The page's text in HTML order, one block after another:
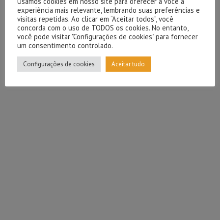
experiência mais relevante, lembrando suas preferências e
visitas repetidas. Ao clicar em “Aceitar todos”, você
concorda com o uso de TODOS os cookies. No entanto,
você pode visitar "Configurações de cookies" para fornecer
um consentimento controlado.
Configurações de cookies Aceitar tudo